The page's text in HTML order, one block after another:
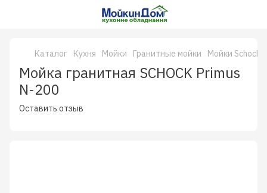
Каталог Кухня Мойки Гранитные мойки Мойки Schock
Мойка гранитная SCHOCK Primus
N-200
Оставить отзыв